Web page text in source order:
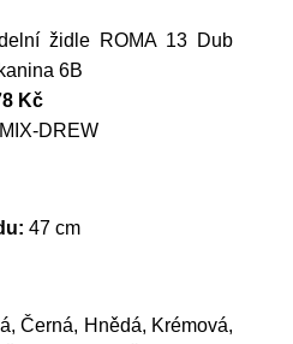
židle ROMA 13 Dub
6B
Kč
MIX-DREW
47 cm
Černá, Hnědá, Krémová,